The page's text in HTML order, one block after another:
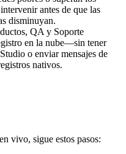
antes de que las
disminuyan.
QA y Soporte
en la nube—sin tener
o enviar mensajes de
nativos.
vivo, sigue estos pasos: